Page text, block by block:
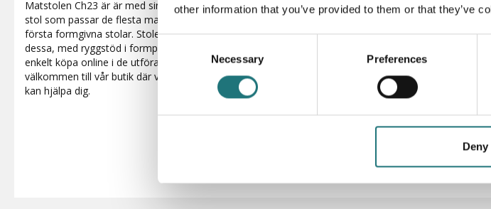
other information that you’ve provided to them or that they’ve
Selection
Necessary Preferences
Deny
Matstolen Ch23 är är med sin organiska form och enkla uttryck en vacker och bekväm
stol som passar de flesta matplatser. Designad av Hans J. Wegner som en av hans
första formgivna stolar. Stolen är tillverkad av massiv ek, valnöt eller en kombination av
dessa, med ryggstöd i formpressad fanér och naturflätad sits. Stolen CH23 kan du
enkelt köpa online i de utföranden vi visar här. Önskar du den i andra utföranden är du
välkommen till vår butik där vi har ett bredare sortiment och där vår kunniga personal
kan hjälpa dig.